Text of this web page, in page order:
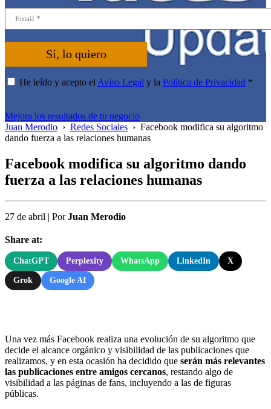
Sí, lo quiero
He leído y acepto el Aviso Legal y la Política de Privacidad *
Mejora los resultados de tu negocio
Juan Merodio › Redes Sociales › Facebook modifica su algoritmo
dando fuerza a las relaciones humanas
Facebook modifica su algoritmo dando
fuerza a las relaciones humanas
27 de abril | PorJuan Merodio
Share at:
ChatGPT Perplexity WhatsApp LinkedIn X
Grok Google AI
Una vez más Facebook realiza una evolución de su algoritmo que
decide el alcance orgánico y visibilidad de las publicaciones que
realizamos, y en esta ocasión ha decidido que serán más relevantes
las publicaciones entre amigos cercanos, restando algo de
visibilidad a las páginas de fans, incluyendo a las de figuras
públicas.